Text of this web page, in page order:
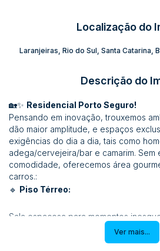
Localização do
Laranjeiras, Rio do Sul, Santa Catarina,
Descrição do
🏡✨ Residencial Porto Seguro!
Pensando em inovação, trouxemos
dão maior amplitude, e espaços
exigências do dia a dia, tais como
adega/cervejeira/bar e camarim.
comodidade, oferecemos área
carros.:
🔹 Piso Térreo:
Sala espaçosa para momentos
Cozinha moderna e funcional
Área de Serviço prática e organizada
Ver mais...